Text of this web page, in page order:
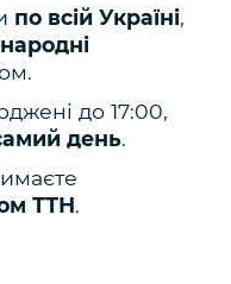
по всій Україні,
до 17:00,
день.
ТТН.